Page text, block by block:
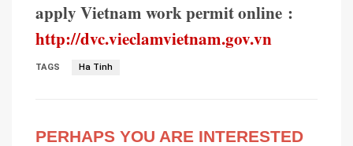
apply Vietnam work permit online :
http://dvc.vieclamvietnam.gov.vn
TAGS Ha Tinh
PERHAPS YOU ARE INTERESTED